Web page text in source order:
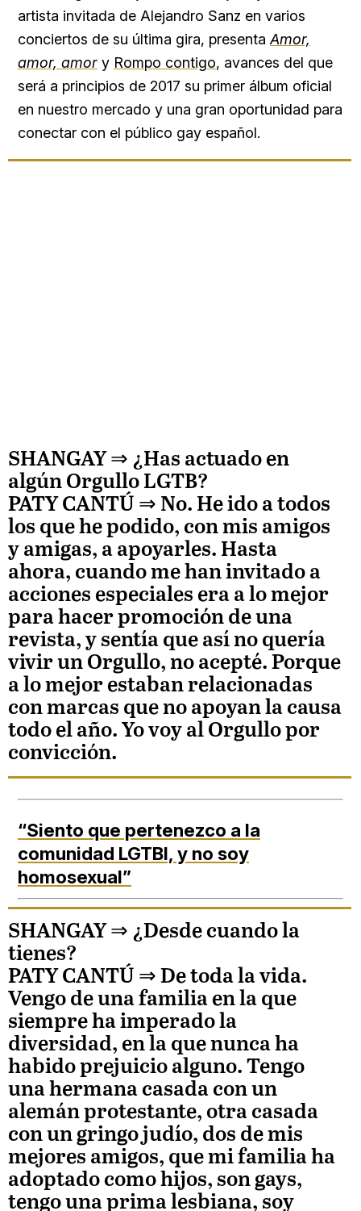
artista invitada de Alejandro Sanz en varios
conciertos de su última gira, presentaAmor,
amor, amor y Rompo contigo, avances del que
será a principios de 2017 su primer álbum oficial
en nuestro mercado y una gran oportunidad para
conectar con el público gay español.
SHANGAY ⇒ ¿Has actuado en
algún Orgullo LGTB?
PATY CANTÚ ⇒ No. He ido a todos
los que he podido, con mis amigos
y amigas, a apoyarles. Hasta
ahora, cuando me han invitado a
acciones especiales era a lo mejor
para hacer promoción de una
revista, y sentía que así no quería
vivir un Orgullo, no acepté. Porque
a lo mejor estaban relacionadas
con marcas que no apoyan la causa
todo el año. Yo voy al Orgullo por
convicción.
“Siento que pertenezco a la
comunidad LGTBI, y no soy
homosexual”
SHANGAY ⇒ ¿Desde cuando la
tienes?
PATY CANTÚ ⇒ De toda la vida.
Vengo de una familia en la que
siempre ha imperado la
diversidad, en la que nunca ha
habido prejuicio alguno. Tengo
una hermana casada con un
alemán protestante, otra casada
con un gringo judío, dos de mis
mejores amigos, que mi familia ha
adoptado como hijos, son gays,
tengo una prima lesbiana, soy